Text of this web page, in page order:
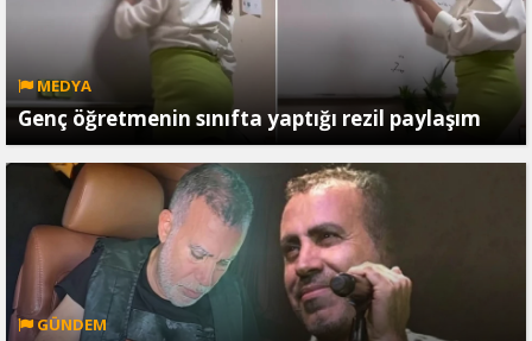
MEDYA
Genç öğretmenin sınıfta yaptığı rezil paylaşım
GÜNDEM